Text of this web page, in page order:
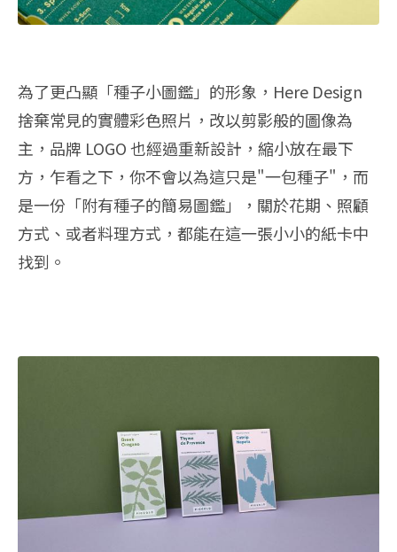
為了更凸顯「種子小圖鑑」的形象，Here Design
捨棄常見的實體彩色照片，改以剪影般的圖像為
主，品牌 LOGO 也經過重新設計，縮小放在最下
方，乍看之下，你不會以為這只是"一包種子"，而
是一份「附有種子的簡易圖鑑」，關於花期、照顧
方式、或者料理方式，都能在這一張小小的紙卡中
找到。